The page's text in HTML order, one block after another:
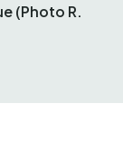
(Photo R.